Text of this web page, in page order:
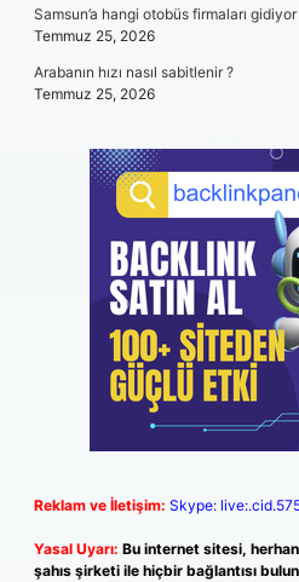
Samsun’a hangi otobüs firmaları gidiyor
Temmuz 25, 2026
Arabanın hızı nasıl sabitlenir ?
Temmuz 25, 2026
Reklam ve İletişim: Skype:
Yasal Uyarı: Bu internet sitesi,
şahıs şirketi ile hiçbir bağlantısı